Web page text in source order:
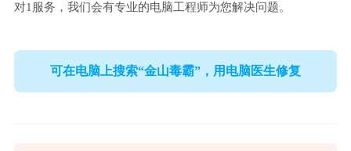
对1服务，我们会有专业的电脑工程师为您解决问题。
可在电脑上搜索“金山毒霸”，用电脑医生修复